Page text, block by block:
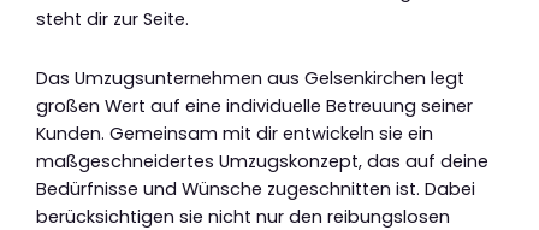
steht dir zur Seite.
Das Umzugsunternehmen aus Gelsenkirchen legt
großen Wert auf eine individuelle Betreuung seiner
Kunden. Gemeinsam mit dir entwickeln sie ein
maßgeschneidertes Umzugskonzept, das auf deine
Bedürfnisse und Wünsche zugeschnitten ist. Dabei
berücksichtigen sie nicht nur den reibungslosen